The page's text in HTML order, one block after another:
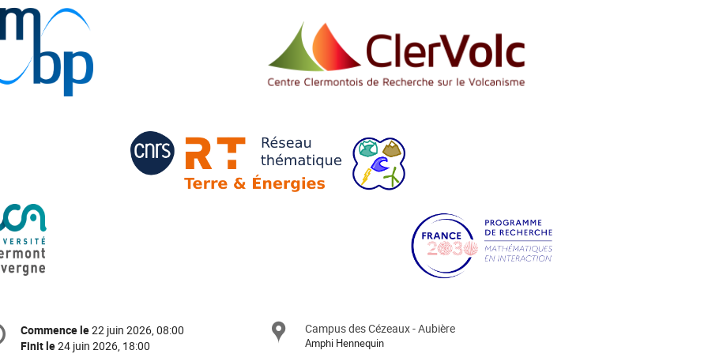
Date/Heure
Commence le22 juin 2026, 08:00
Finit le24 juin 2026, 18:00
Site
Campus des Cézeaux - Aubière
Amphi Hennequin